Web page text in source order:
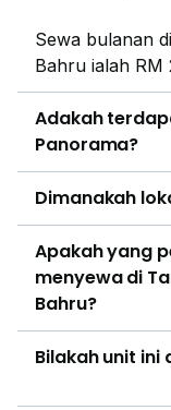
Sewa bulanan
Bahru ialah
Adakah
Panorama?
Dimanakah
Apakah yang
menyewa di
Bahru?
Bilakah unit ini